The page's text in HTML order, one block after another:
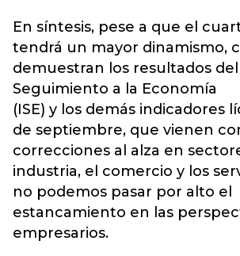
En síntesis, pese a que el
tendrá un mayor dinamismo,
demuestran los resultados
Seguimiento a la Economía
(ISE) y los demás indicadores
de septiembre, que vienen
correcciones al alza en
industria, el comercio y los
no podemos pasar por alto el
estancamiento en las
empresarios.